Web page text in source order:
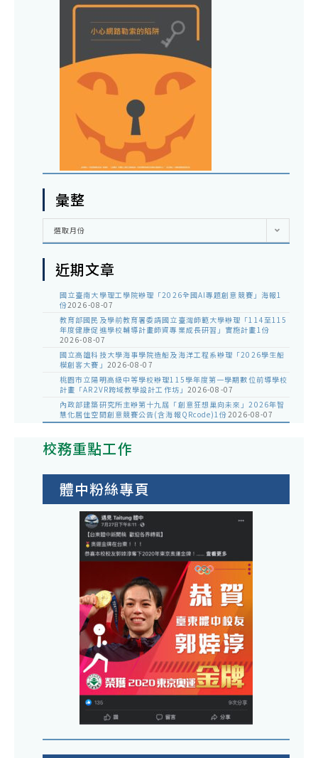
彙整
彙
選取月份
近期文章
國立臺南大學理工學院辦理「2026全國AI專題創意競賽」海報1
份2026-08-07
教育部國民及學前教育署委請國立臺灣師範大學辦理「114至115
年度健康促進學校輔導計畫師資專業成長研習」實施計畫1份
2026-08-07
國立高雄科技大學海事學院造船及海洋工程系辦理「2026學生船
模創客大賽」 2026-08-07
桃園市立陽明高級中等學校辦理115學年度第一學期數位前導學校
計畫「AR2VR跨域教學設計工作坊」 2026-08-07
內政部建築研究所主辦第十九屆「創意狂想巢向未來」2026年智
慧化居住空間創意競賽公告(含海報QRcode)1份2026-08-07
校務重點工作
體中粉絲專頁